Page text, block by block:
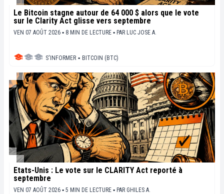
Le Bitcoin stagne autour de 64 000 $ alors que le vote
sur le Clarity Act glisse vers septembre
VEN 07 AOÛT 2026 ▪ 8 MIN DE LECTURE ▪ PAR LUC JOSE A.
S'INFORMER ▪ BITCOIN (BTC)
États-Unis : Le vote sur le CLARITY Act reporté à
septembre
VEN 07 AOÛT 2026 ▪ 5 MIN DE LECTURE ▪ PAR GHILES A.